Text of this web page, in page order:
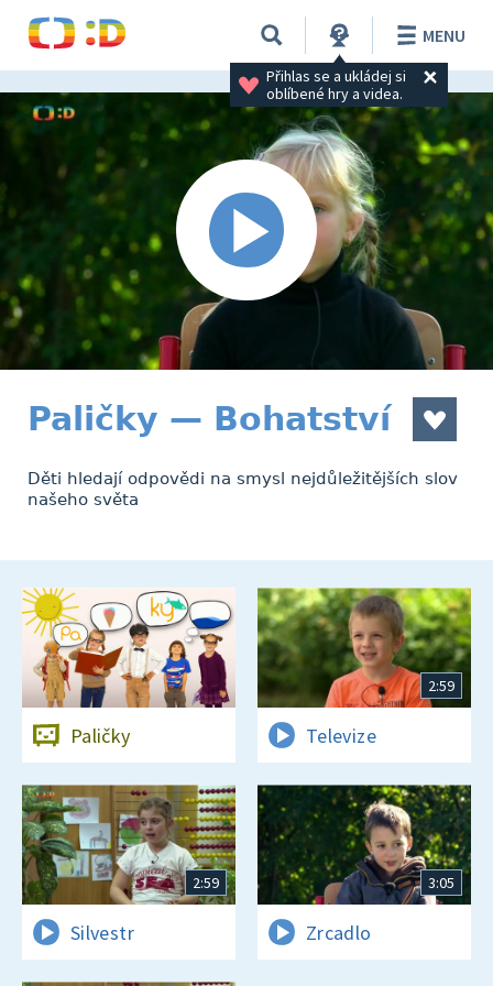
Přihlas se a ukládej si
oblíbené hry a videa.
MENU
Paličky — Bohatství
Děti hledají odpovědi na smysl nejdůležitějších slov
našeho světa
Paličky
2:59
Televize
2:59
Silvestr
3:05
Zrcadlo